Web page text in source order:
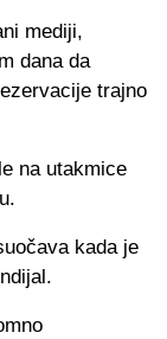
mediji,
dana da
trajno
na utakmice
kada je